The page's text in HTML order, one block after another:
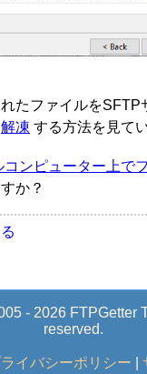
たファイルをSFTP
解凍 する方法を見て
コンピューター上で
か？
- 2026 FTPGetter
reserved.
イバシーポリシー